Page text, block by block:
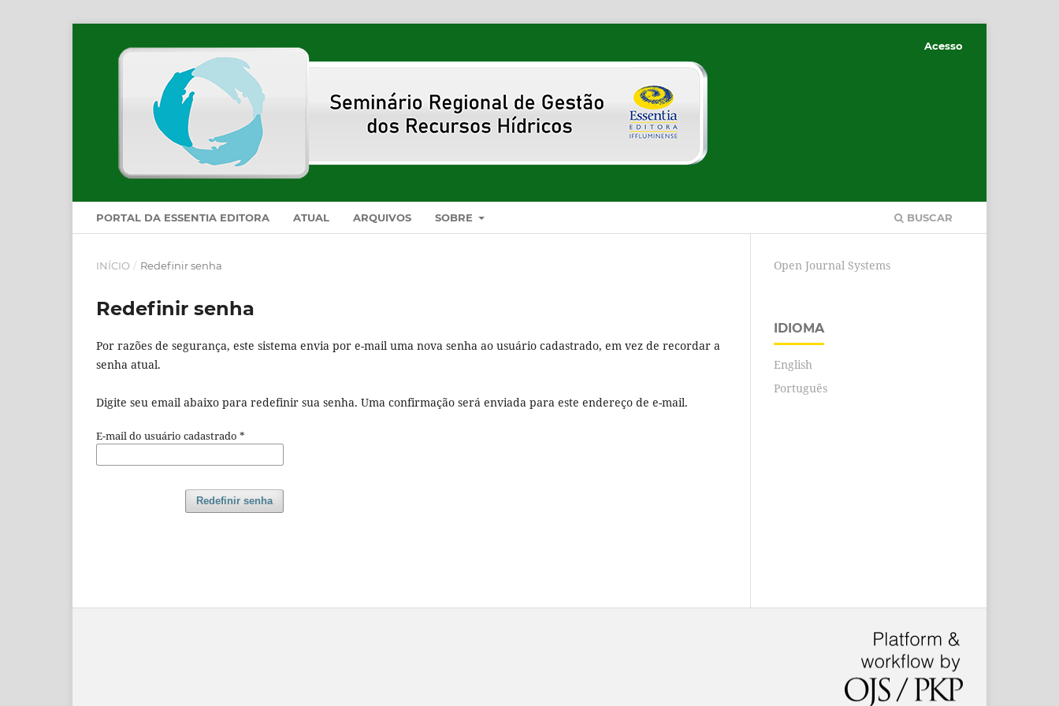
PORTAL DA ESSENTIA EDITORA ATUAL ARQUIVOS SOBRE BUSCAR
Acesso
INÍCIO / Redefinir senha
Redefinir senha
Por razões de segurança, este sistema envia por e-mail uma nova senha ao usuário cadastrado, em vez de recordar a
senha atual.
Digite seu email abaixo para redefinir sua senha. Uma confirmação será enviada para este endereço de e-mail.
E-mail do usuário cadastrado *
Redefinir senha
Open Journal Systems
IDIOMA
English
Português